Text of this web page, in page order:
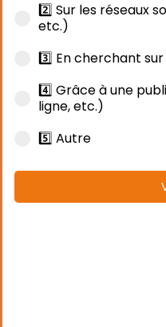
2️⃣ Sur les réseaux
etc.)
3️⃣ En cherchant
4️⃣ Grâce à une
ligne, etc.)
5️⃣ Autre